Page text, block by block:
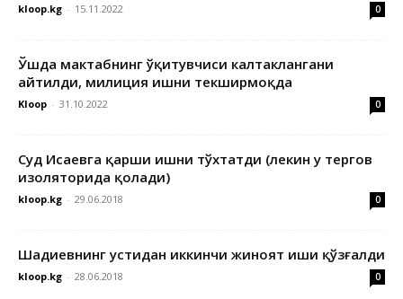
kloop.kg - 15.11.2022 0
Ўшда мактабнинг ўқитувчиси калтаклангани
айтилди, милиция ишни текширмоқда
Kloop - 31.10.2022 0
Суд Исаевга қарши ишни тўхтатди (лекин у тергов
изоляторида қолади)
kloop.kg - 29.06.2018 0
Шадиевнинг устидан иккинчи жиноят иши қўзғалди
kloop.kg - 28.06.2018 0